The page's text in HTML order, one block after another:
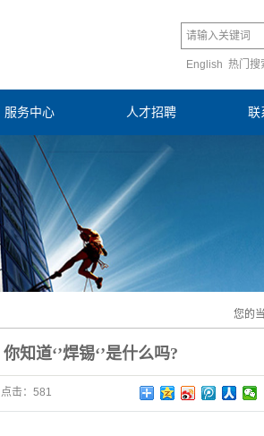
English 热门搜
服务中心 人才招聘 联
您的
你知道‘’焊锡‘’是什么吗?
点击： 581